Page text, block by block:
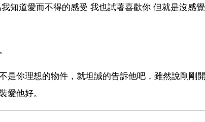
知道愛而不得的感受 我也試著喜歡你 但就是沒感
是你理想的物件，就坦誠的告訴他吧，雖然說剛剛
愛他好。